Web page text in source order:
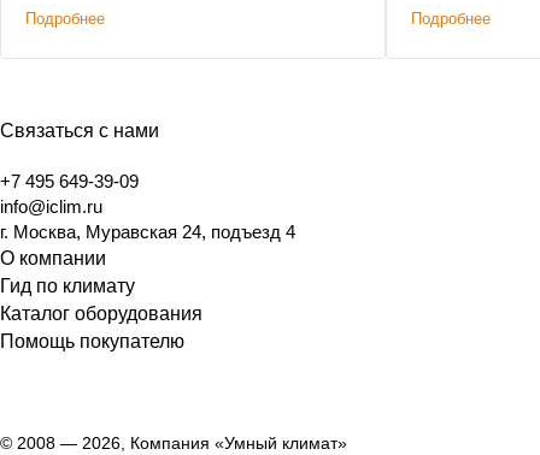
системы кондиционирования на 19, 20 и
Подробнее Подробнее
Связаться с нами
+7 495 649-39-09
info@iclim.ru
г. Москва, Муравская 24, подъезд 4
О компании
Гид по климату
Каталог оборудования
Помощь покупателю
© 2008 — 2026, Компания «Умный климат»